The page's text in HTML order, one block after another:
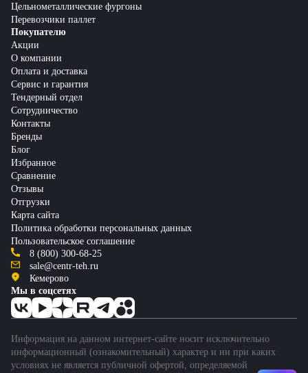
Цельнометаллические фургоны
Перевозчики паллет
Покупателю
Акции
О компании
Оплата и доставка
Сервис и гарантия
Тендерный отдел
Сотрудничество
Контакты
Бренды
Блог
Избранное
Сравнение
Отзывы
Отгрузки
Карта сайта
Политика обработки персональных данных
Пользовательское соглашение
8 (800) 300-68-25
sale@centr-teh.ru
Кемерово
Мы в соцсетях
Информация на данном интернет-сайте носит исключительно
информационный (ознакомительный) характер и ни при каких
условиях не является публичной офертой, определяемой